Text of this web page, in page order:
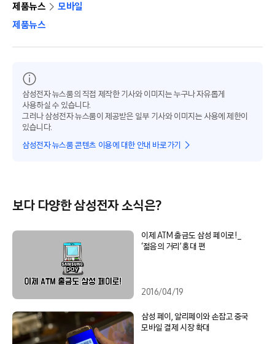
제품뉴스
모바일
제품뉴스
삼성전자 뉴스룸의 직접 제작한 기사와 이미지는 누구나 자유롭게
사용하실 수 있습니다.
그러나 삼성전자 뉴스룸이 제공받은 일부 기사와 이미지는 사용에 제한이
있습니다.
삼성전자 뉴스룸 콘텐츠 이용에 대한 안내 바로가기
보다 다양한 삼성전자 소식은?
이제 ATM 출금도 삼성 페이로!_
‘젊음의 거리’ 홍대 편
2016/04/19
삼성 페이, 알리페이와 손잡고 중국
모바일 결제 시장 확대